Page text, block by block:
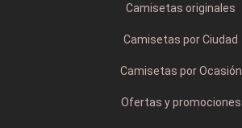
Camisetas originales
Camisetas por Ciudad
Camisetas por Ocasión
Ofertas y promociones